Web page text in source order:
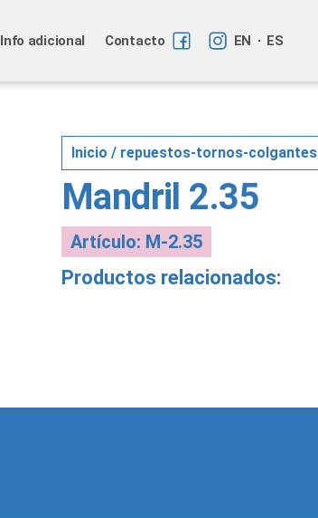
Info adicional Contacto EN ES
Inicio / repuestos-tornos-colgantes
Mandril 2.35
Artículo: M-2.35
Productos relacionados: